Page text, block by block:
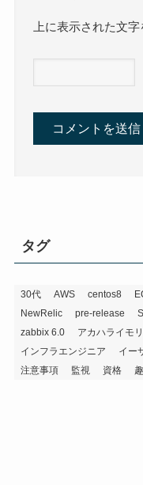
上に表示された文
タグ
30代 AWS centos8
NewRelic
pre-release
zabbix 6.0
アカハライモリ
インフラエンジニア
イー
注意事項
監視 資格